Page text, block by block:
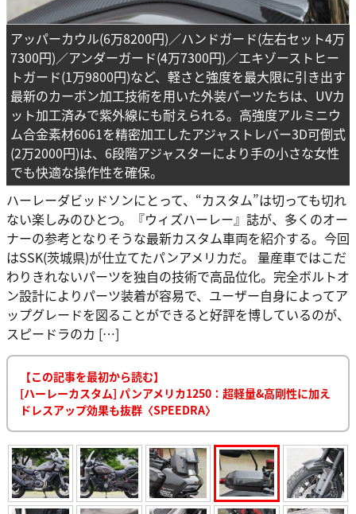
アッパーカウル(6万8200円)／ハンドガード(左右セット4万
7300円)／アンダーガード(4万7300円)／エキゾーストヒー
トガード(1万9800円)など、軽さと強度を最大限に引き出す
最新のカーボン加工技術を用いた外装パーツたちは、UVカ
ット加工済みで紫外線にも耐えられる。高強度アルミニウ
ム合金素材6061を精密加工したアジャストレバー3D可倒式
(2万2000円)は、6段階アジャスターにより手の小さな女性
でも快適な操作性を確保。
ハーレーダビッドソンにとって、“カスタム”は切っても切れ
ない楽しみのひとつ。『ウィズハーレー』誌が、多くのオー
ナーの参考となりそうな最新カスタム車両を紹介する。今回
はSSK(茨城県)が仕立てたパンアメリカだ。 量産車ではこだ
わりきれないパーツを独自の技術で高品位化。完全ボルトオ
ン設計によりパーツ装着が容易で、ユーザー自身によってア
ップグレードを図ることができると好評を博しているのが、
スピードラのカ […]
【この記事を最初から読む】
[ハーレーカスタム] パンアメリカ1250：超軽量&高剛性に加え
ドレスアップ効果も抜群〈SPEEDRA〉